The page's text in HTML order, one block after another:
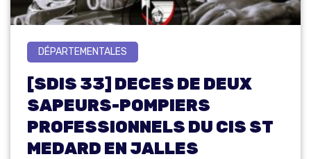
DÉPARTEMENTALES
[SDIS 33] DECES DE DEUX
SAPEURS-POMPIERS
PROFESSIONNELS DU CIS ST
MEDARD EN JALLES